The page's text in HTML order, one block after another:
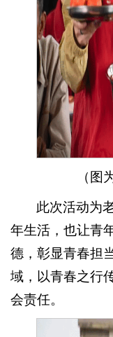
（图
此次活动为
年生活，也让青
德，彰显青春担
域，以青春之行
会责任。